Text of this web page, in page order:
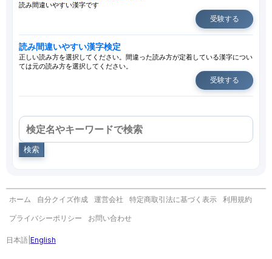
読み間違いやすい漢字です
受験する
読み間違いやすい漢字検定
正しい読み方を選択してください。間違った読み方が定着している漢字につい
ては元の読み方を選択してください。
受験する
検索
ホーム 自分クイズ作成 運営会社 特定商取引法に基づく表示 利用規約
プライバシーポリシー お問い合わせ
日本語 English